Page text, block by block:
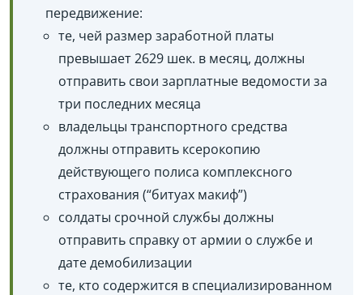
передвижение:
те, чей размер заработной платы
превышает 2629 шек. в месяц, должны
отправить свои зарплатные ведомости за
три последних месяца
владельцы транспортного средства
должны отправить ксерокопию
действующего полиса комплексного
страхования (“битуах макиф”)
солдаты срочной службы должны
отправить справку от армии о службе и
дате демобилизации
те, кто содержится в специализированном